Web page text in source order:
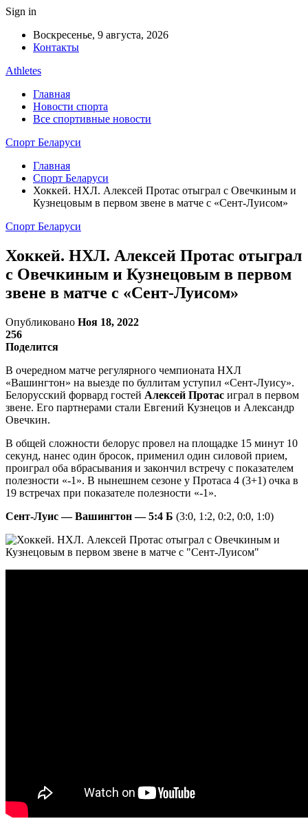
Sign in
Воскресенье, 9 августа, 2026
Контакты
Athletes
Главная
Новости спорта
Все спортивные новости
Спорт Беларуси
Главная
Спорт Беларуси
Хоккей. НХЛ. Алексей Протас отыграл с Овечкиным и
Кузнецовым в первом звене в матче с «Сент-Луисом»
Спорт Беларуси
Хоккей. НХЛ. Алексей Протас отыграл
с Овечкиным и Кузнецовым в первом
звене в матче с «Сент-Луисом»
Опубликовано Ноя 18, 2022
256
Поделится
В очередном матче регулярного чемпионата НХЛ
«Вашингтон» на выезде по буллитам уступил «Сент-Луису».
Белорусский форвард гостей Алексей Протас играл в первом
звене. Его партнерами стали Евгений Кузнецов и Александр
Овечкин.
В общей сложности белорус провел на площадке 15 минут 10
секунд, нанес один бросок, применил один силовой прием,
проиграл оба вбрасывания и закончил встречу с показателем
полезности «-1». В нынешнем сезоне у Протаса 4 (3+1) очка в
19 встречах при показателе полезности «-1».
Сент-Луис — Вашингтон — 5:4 Б (3:0, 1:2, 0:2, 0:0, 1:0)